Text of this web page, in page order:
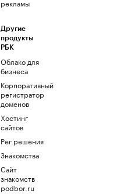
рекламы
Другие
продукты
РБК
Облако для
бизнеса
Корпоративный
регистратор
доменов
Хостинг
сайтов
Рег.решения
Знакомства
Сайт
знакомств
podbor.ru